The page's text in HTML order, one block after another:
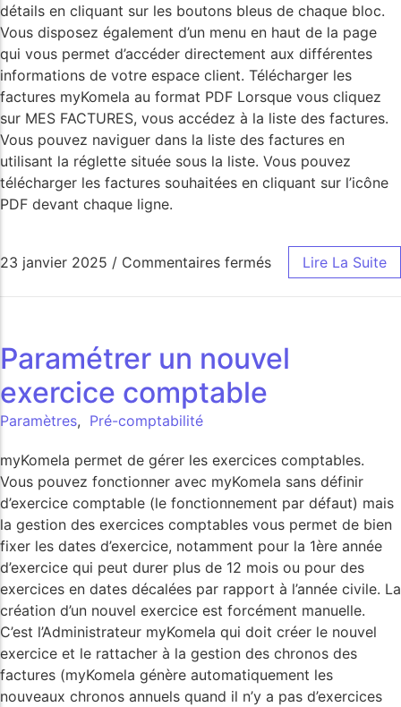
détails en cliquant sur les boutons bleus de chaque bloc.
Vous disposez également d’un menu en haut de la page
qui vous permet d’accéder directement aux différentes
informations de votre espace client. Télécharger les
factures myKomela au format PDF Lorsque vous cliquez
sur MES FACTURES, vous accédez à la liste des factures.
Vous pouvez naviguer dans la liste des factures en
utilisant la réglette située sous la liste. Vous pouvez
télécharger les factures souhaitées en cliquant sur l’icône
PDF devant chaque ligne.
23 janvier 2025 / Commentaires fermés Lire La Suite
Paramétrer un nouvel
exercice comptable
Paramètres, Pré-comptabilité
myKomela permet de gérer les exercices comptables.
Vous pouvez fonctionner avec myKomela sans définir
d’exercice comptable (le fonctionnement par défaut) mais
la gestion des exercices comptables vous permet de bien
fixer les dates d’exercice, notamment pour la 1ère année
d’exercice qui peut durer plus de 12 mois ou pour des
exercices en dates décalées par rapport à l’année civile. La
création d’un nouvel exercice est forcément manuelle.
C’est l’Administrateur myKomela qui doit créer le nouvel
exercice et le rattacher à la gestion des chronos des
factures (myKomela génère automatiquement les
nouveaux chronos annuels quand il n’y a pas d’exercices